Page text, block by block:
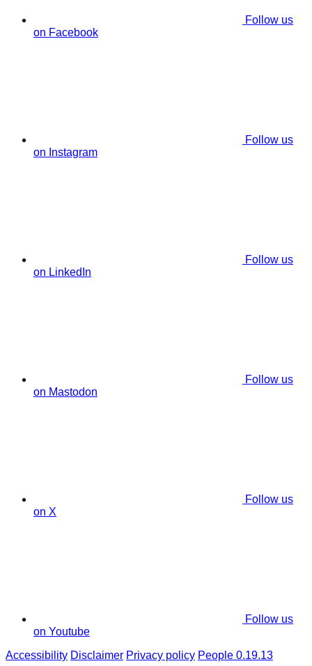
Follow us
on Facebook
Follow us
on Instagram
Follow us
on LinkedIn
Follow us
on Mastodon
Follow us
on X
Follow us
on Youtube
Accessibility Disclaimer Privacy policy People 0.19.13